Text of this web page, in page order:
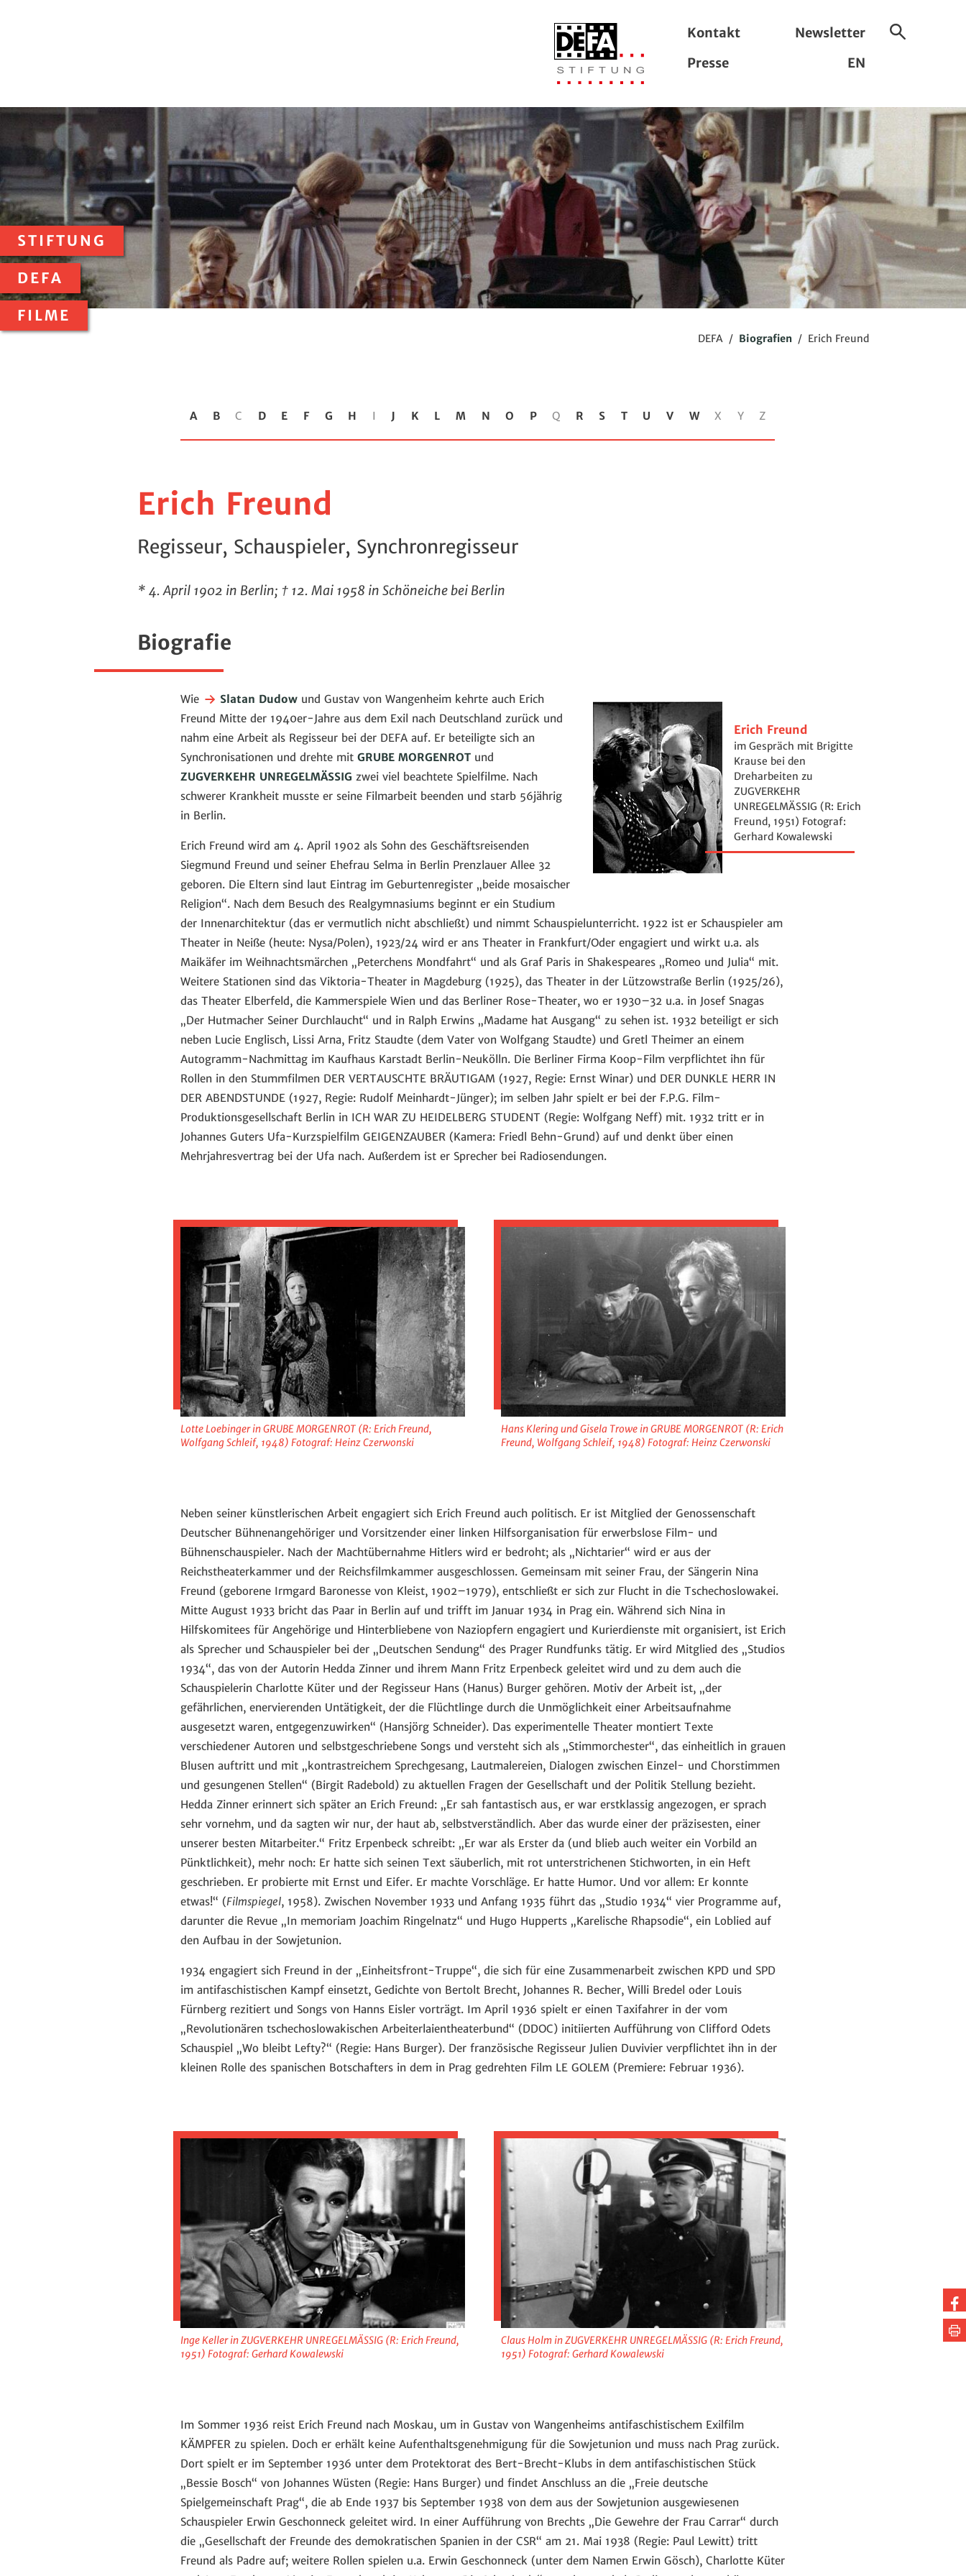
STIFTUNG
DEFA
FILME
Kontakt
Newsletter
Presse
EN
DEFA / Biografien / Erich Freund
A B C D E F G H I J K L M N O P Q R S T U V W X Y Z
Erich Freund
Regisseur, Schauspieler, Synchronregisseur
* 4. April 1902 in Berlin; † 12. Mai 1958 in Schöneiche bei Berlin
Biografie
Erich Freund
im Gespräch mit Brigitte
Krause bei den
Dreharbeiten zu
ZUGVERKEHR
UNREGELMÄSSIG (R: Erich
Freund, 1951) Fotograf:
Gerhard Kowalewski
Wie Slatan Dudow und Gustav von Wangenheim kehrte auch Erich
Freund Mitte der 1940er-Jahre aus dem Exil nach Deutschland zurück und
nahm eine Arbeit als Regisseur bei der DEFA auf. Er beteiligte sich an
Synchronisationen und drehte mit GRUBE MORGENROT und
ZUGVERKEHR UNREGELMÄSSIG zwei viel beachtete Spielfilme. Nach
schwerer Krankheit musste er seine Filmarbeit beenden und starb 56jährig
in Berlin.
Erich Freund wird am 4. April 1902 als Sohn des Geschäftsreisenden
Siegmund Freund und seiner Ehefrau Selma in Berlin Prenzlauer Allee 32
geboren. Die Eltern sind laut Eintrag im Geburtenregister „beide mosaischer
Religion“. Nach dem Besuch des Realgymnasiums beginnt er ein Studium
der Innenarchitektur (das er vermutlich nicht abschließt) und nimmt Schauspielunterricht. 1922 ist er Schauspieler am
Theater in Neiße (heute: Nysa/Polen), 1923/24 wird er ans Theater in Frankfurt/Oder engagiert und wirkt u.a. als
Maikäfer im Weihnachtsmärchen „Peterchens Mondfahrt“ und als Graf Paris in Shakespeares „Romeo und Julia“ mit.
Weitere Stationen sind das Viktoria-Theater in Magdeburg (1925), das Theater in der Lützowstraße Berlin (1925/26),
das Theater Elberfeld, die Kammerspiele Wien und das Berliner Rose-Theater, wo er 1930–32 u.a. in Josef Snagas
„Der Hutmacher Seiner Durchlaucht“ und in Ralph Erwins „Madame hat Ausgang“ zu sehen ist. 1932 beteiligt er sich
neben Lucie Englisch, Lissi Arna, Fritz Staudte (dem Vater von Wolfgang Staudte) und Gretl Theimer an einem
Autogramm-Nachmittag im Kaufhaus Karstadt Berlin-Neukölln. Die Berliner Firma Koop-Film verpflichtet ihn für
Rollen in den Stummfilmen DER VERTAUSCHTE BRÄUTIGAM (1927, Regie: Ernst Winar) und DER DUNKLE HERR IN
DER ABENDSTUNDE (1927, Regie: Rudolf Meinhardt-Jünger); im selben Jahr spielt er bei der F.P.G. Film-
Produktionsgesellschaft Berlin in ICH WAR ZU HEIDELBERG STUDENT (Regie: Wolfgang Neff) mit. 1932 tritt er in
Johannes Guters Ufa-Kurzspielfilm GEIGENZAUBER (Kamera: Friedl Behn-Grund) auf und denkt über einen
Mehrjahresvertrag bei der Ufa nach. Außerdem ist er Sprecher bei Radiosendungen.
Lotte Loebinger in GRUBE MORGENROT (R: Erich Freund,
Wolfgang Schleif, 1948) Fotograf: Heinz Czerwonski
Hans Klering und Gisela Trowe in GRUBE MORGENROT (R: Erich
Freund, Wolfgang Schleif, 1948) Fotograf: Heinz Czerwonski
Neben seiner künstlerischen Arbeit engagiert sich Erich Freund auch politisch. Er ist Mitglied der Genossenschaft
Deutscher Bühnenangehöriger und Vorsitzender einer linken Hilfsorganisation für erwerbslose Film- und
Bühnenschauspieler. Nach der Machtübernahme Hitlers wird er bedroht; als „Nichtarier“ wird er aus der
Reichstheaterkammer und der Reichsfilmkammer ausgeschlossen. Gemeinsam mit seiner Frau, der Sängerin Nina
Freund (geborene Irmgard Baronesse von Kleist, 1902–1979), entschließt er sich zur Flucht in die Tschechoslowakei.
Mitte August 1933 bricht das Paar in Berlin auf und trifft im Januar 1934 in Prag ein. Während sich Nina in
Hilfskomitees für Angehörige und Hinterbliebene von Naziopfern engagiert und Kurierdienste mit organisiert, ist Erich
als Sprecher und Schauspieler bei der „Deutschen Sendung“ des Prager Rundfunks tätig. Er wird Mitglied des „Studios
1934“, das von der Autorin Hedda Zinner und ihrem Mann Fritz Erpenbeck geleitet wird und zu dem auch die
Schauspielerin Charlotte Küter und der Regisseur Hans (Hanus) Burger gehören. Motiv der Arbeit ist, „der
gefährlichen, enervierenden Untätigkeit, der die Flüchtlinge durch die Unmöglichkeit einer Arbeitsaufnahme
ausgesetzt waren, entgegenzuwirken“ (Hansjörg Schneider). Das experimentelle Theater montiert Texte
verschiedener Autoren und selbstgeschriebene Songs und versteht sich als „Stimmorchester“, das einheitlich in grauen
Blusen auftritt und mit „kontrastreichem Sprechgesang, Lautmalereien, Dialogen zwischen Einzel- und Chorstimmen
und gesungenen Stellen“ (Birgit Radebold) zu aktuellen Fragen der Gesellschaft und der Politik Stellung bezieht.
Hedda Zinner erinnert sich später an Erich Freund: „Er sah fantastisch aus, er war erstklassig angezogen, er sprach
sehr vornehm, und da sagten wir nur, der haut ab, selbstverständlich. Aber das wurde einer der präzisesten, einer
unserer besten Mitarbeiter.“ Fritz Erpenbeck schreibt: „Er war als Erster da (und blieb auch weiter ein Vorbild an
Pünktlichkeit), mehr noch: Er hatte sich seinen Text säuberlich, mit rot unterstrichenen Stichworten, in ein Heft
geschrieben. Er probierte mit Ernst und Eifer. Er machte Vorschläge. Er hatte Humor. Und vor allem: Er konnte
etwas!“ (Filmspiegel, 1958). Zwischen November 1933 und Anfang 1935 führt das „Studio 1934“ vier Programme auf,
darunter die Revue „In memoriam Joachim Ringelnatz“ und Hugo Hupperts „Karelische Rhapsodie“, ein Loblied auf
den Aufbau in der Sowjetunion.
1934 engagiert sich Freund in der „Einheitsfront-Truppe“, die sich für eine Zusammenarbeit zwischen KPD und SPD
im antifaschistischen Kampf einsetzt, Gedichte von Bertolt Brecht, Johannes R. Becher, Willi Bredel oder Louis
Fürnberg rezitiert und Songs von Hanns Eisler vorträgt. Im April 1936 spielt er einen Taxifahrer in der vom
„Revolutionären tschechoslowakischen Arbeiterlaientheaterbund“ (DDOC) initiierten Aufführung von Clifford Odets
Schauspiel „Wo bleibt Lefty?“ (Regie: Hans Burger). Der französische Regisseur Julien Duvivier verpflichtet ihn in der
kleinen Rolle des spanischen Botschafters in dem in Prag gedrehten Film LE GOLEM (Premiere: Februar 1936).
Inge Keller in ZUGVERKEHR UNREGELMÄSSIG (R: Erich Freund,
1951) Fotograf: Gerhard Kowalewski
Claus Holm in ZUGVERKEHR UNREGELMÄSSIG (R: Erich Freund,
1951) Fotograf: Gerhard Kowalewski
Im Sommer 1936 reist Erich Freund nach Moskau, um in Gustav von Wangenheims antifaschistischem Exilfilm
KÄMPFER zu spielen. Doch er erhält keine Aufenthaltsgenehmigung für die Sowjetunion und muss nach Prag zurück.
Dort spielt er im September 1936 unter dem Protektorat des Bert-Brecht-Klubs in dem antifaschistischen Stück
„Bessie Bosch“ von Johannes Wüsten (Regie: Hans Burger) und findet Anschluss an die „Freie deutsche
Spielgemeinschaft Prag“, die ab Ende 1937 bis September 1938 von dem aus der Sowjetunion ausgewiesenen
Schauspieler Erwin Geschonneck geleitet wird. In einer Aufführung von Brechts „Die Gewehre der Frau Carrar“ durch
die „Gesellschaft der Freunde des demokratischen Spanien in der CSR“ am 21. Mai 1938 (Regie: Paul Lewitt) tritt
Freund als Padre auf; weitere Rollen spielen u.a. Erwin Geschonneck (unter dem Namen Erwin Gösch), Charlotte Küter